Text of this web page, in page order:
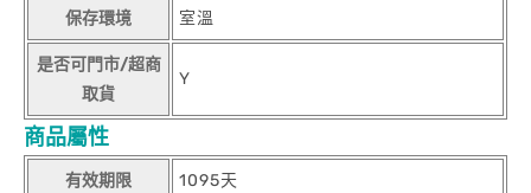
保存環境 室溫
是否可門市/超商
取貨
Y
商品屬性
有效期限 1095天